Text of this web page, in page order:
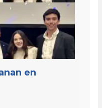
en